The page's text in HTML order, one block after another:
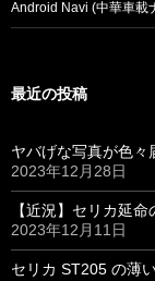
Android Navi (中華車載
最近の投稿
ヤバげな写真が色
2023年12月28日
【近況】セリカ延
2023年12月11日
セリカ ST205 の薄